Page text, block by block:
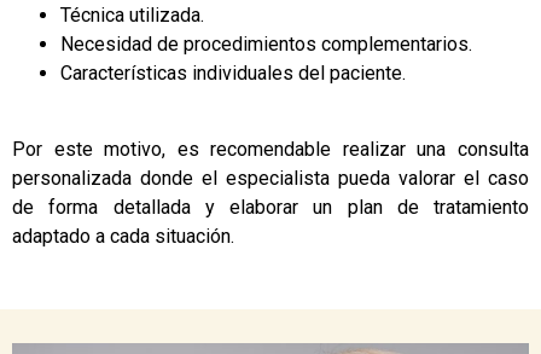
Técnica utilizada.
Necesidad de procedimientos complementarios.
Características individuales del paciente.
Por este motivo, es recomendable realizar una consulta
personalizada donde el especialista pueda valorar el caso
de forma detallada y elaborar un plan de tratamiento
adaptado a cada situación.